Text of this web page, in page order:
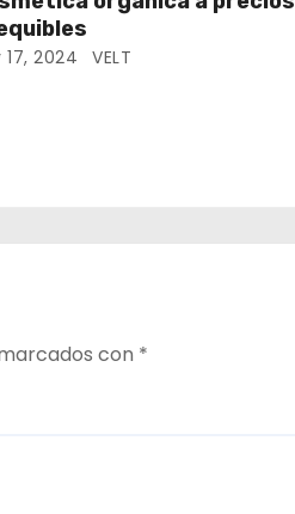
17, 2024 VELT
con *